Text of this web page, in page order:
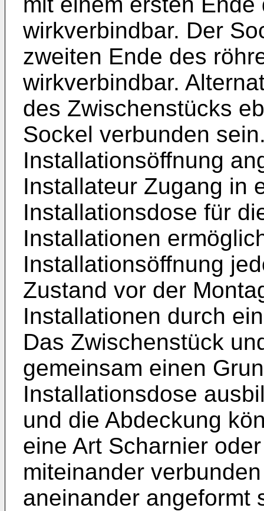
wirkverbindbar. Der
zweiten Ende des
wirkverbindbar.
des Zwischenstücks
Sockel verbunden
Installationsöffnung
Installateur Zugang in
Installationsdose für
Installationen
Installationsöffnung
Zustand vor der
Installationen durch
Das Zwischenstück
gemeinsam einen
Installationsdose
und die Abdeckung
eine Art Scharnier
miteinander
aneinander angeformt